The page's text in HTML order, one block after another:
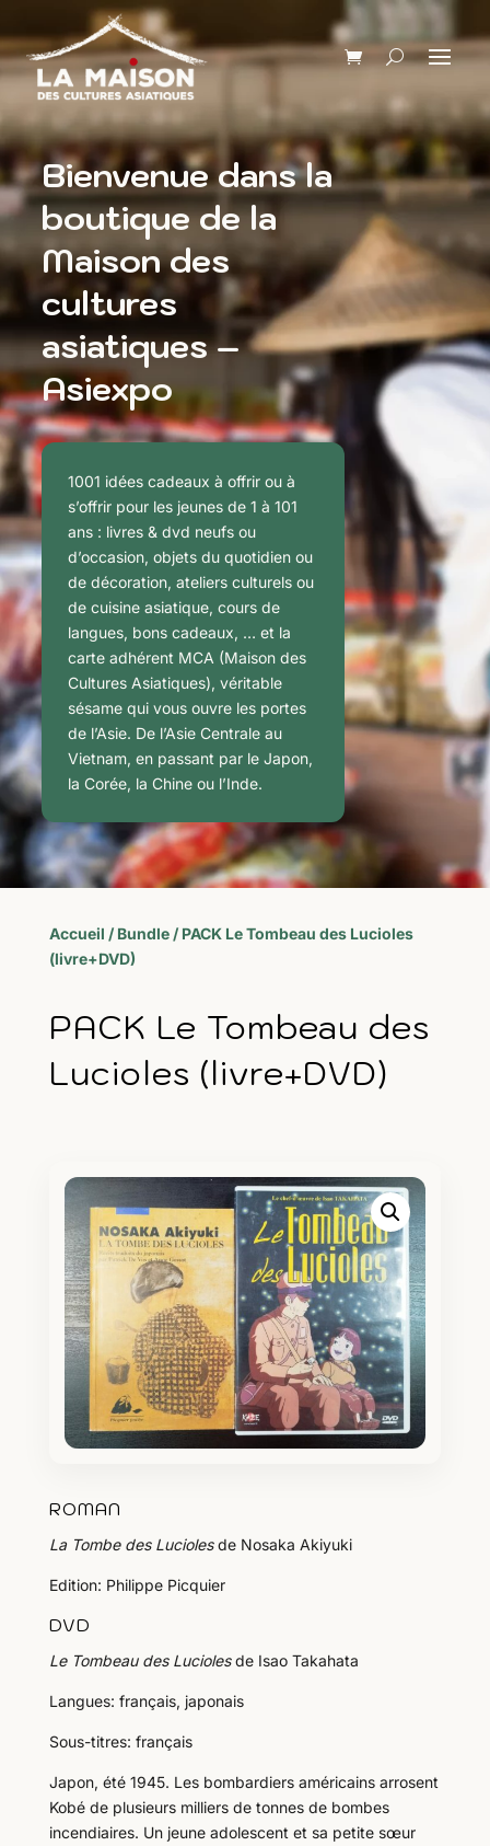
Bienvenue dans la
boutique de la
Maison des
cultures
asiatiques –
Asiexpo
1001 idées cadeaux à offrir ou à
s’offrir pour les jeunes de 1 à 101
ans : livres & dvd neufs ou
d’occasion, objets du quotidien ou
de décoration, ateliers culturels ou
de cuisine asiatique, cours de
langues, bons cadeaux, … et la
carte adhérent MCA (Maison des
Cultures Asiatiques), véritable
sésame qui vous ouvre les portes
de l’Asie. De l’Asie Centrale au
Vietnam, en passant par le Japon,
la Corée, la Chine ou l’Inde.
Accueil / Bundle/ PACK Le Tombeau des Lucioles
(livre+DVD)
PACK Le Tombeau des
Lucioles (livre+DVD)
ROMAN
La Tombe des Luciolesde Nosaka Akiyuki
Edition: Philippe Picquier
DVD
Le Tombeau des Luciolesde Isao Takahata
Langues: français, japonais
Sous-titres: français
Japon, été 1945. Les bombardiers américains arrosent
Kobé de plusieurs milliers de tonnes de bombes
incendiaires. Un jeune adolescent et sa petite sœur